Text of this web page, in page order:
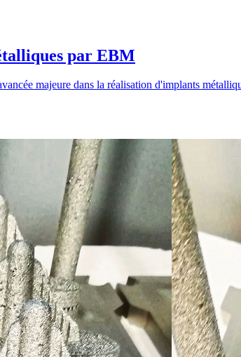
par EBM
majeure dans la réalisation d'implants